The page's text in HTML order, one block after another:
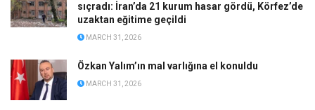
sıçradı: İran’da 21 kurum hasar gördü, Körfez’de
uzaktan eğitime geçildi
MARCH 31, 2026
Özkan Yalım’ın mal varlığına el konuldu
MARCH 31, 2026